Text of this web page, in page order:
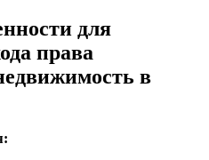
для
права
в